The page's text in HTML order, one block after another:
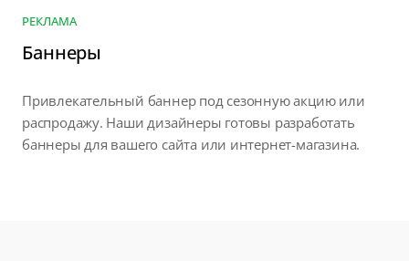
РЕКЛАМА
Баннеры
Привлекательный баннер под сезонную акцию или
распродажу. Наши дизайнеры готовы разработать
баннеры для вашего сайта или интернет-магазина.